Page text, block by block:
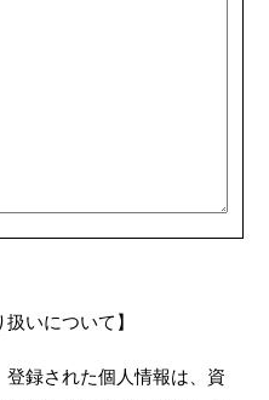
扱いについて】
録された個人情報は、資